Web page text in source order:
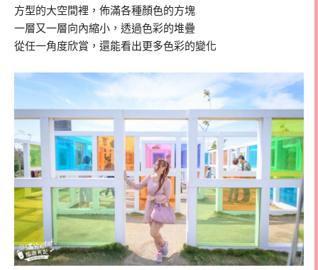
方型的大空間裡，佈滿各種顏色的方塊
一層又一層向內縮小，透過色彩的堆疊
從任一角度欣賞，還能看出更多色彩的變化